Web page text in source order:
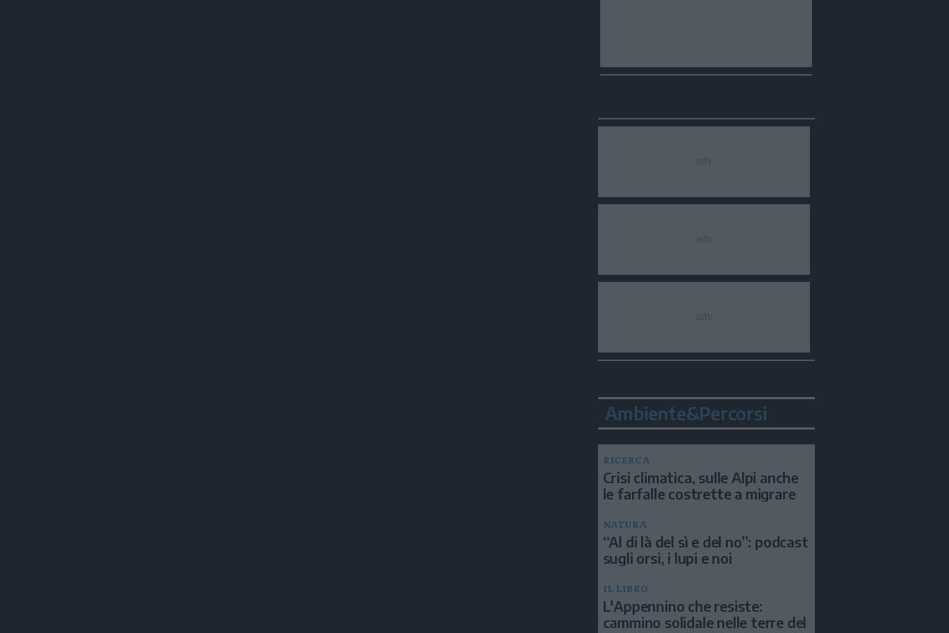
Ambiente&Percorsi
RICERCA
Crisi climatica, sulle Alpi anche
le farfalle costrette a migrare
NATURA
“Al di là del sì e del no”: podcast
sugli orsi, i lupi e noi
IL LIBRO
L'Appennino che resiste:
cammino solidale nelle terre del